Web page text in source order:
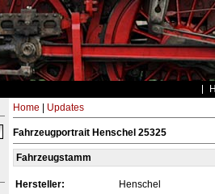
Home Updates
Fahrzeugportrait Henschel 25325
Fahrzeugstamm
Hersteller:
Henschel